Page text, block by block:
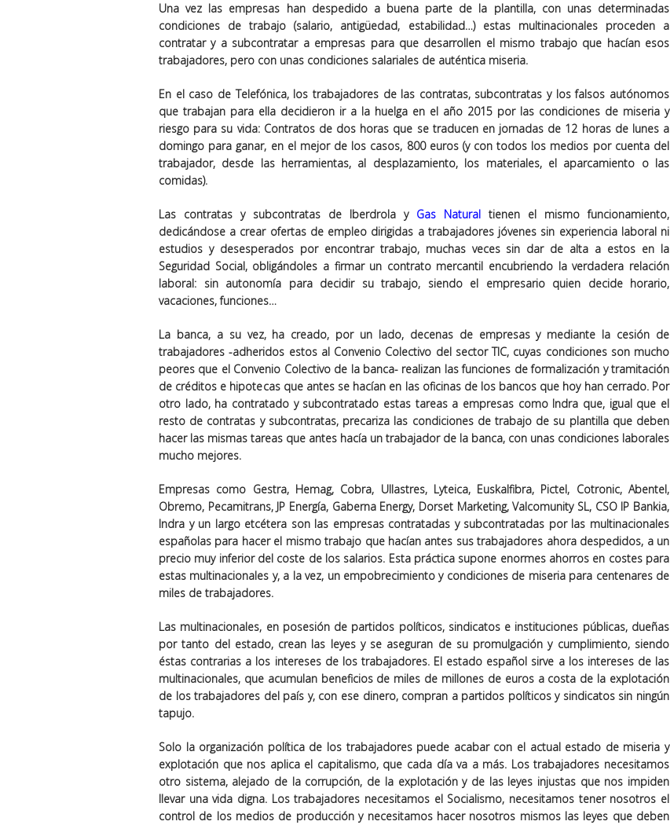
Una vez las empresas han despedido a buena parte de la plantilla, con unas determinadas
condiciones de trabajo (salario, antigüedad, estabilidad…) estas multinacionales proceden a
contratar y a subcontratar a empresas para que desarrollen el mismo trabajo que hacían esos
trabajadores, pero con unas condiciones salariales de auténtica miseria.
En el caso de Telefónica, los trabajadores de las contratas, subcontratas y los falsos autónomos
que trabajan para ella decidieron ir a la huelga en el año 2015 por las condiciones de miseria y
riesgo para su vida: Contratos de dos horas que se traducen en jornadas de 12 horas de lunes a
domingo para ganar, en el mejor de los casos, 800 euros (y con todos los medios por cuenta del
trabajador, desde las herramientas, al desplazamiento, los materiales, el aparcamiento o las
comidas).
Las contratas y subcontratas de Iberdrola y Gas Natural tienen el mismo funcionamiento,
dedicándose a crear ofertas de empleo dirigidas a trabajadores jóvenes sin experiencia laboral ni
estudios y desesperados por encontrar trabajo, muchas veces sin dar de alta a estos en la
Seguridad Social, obligándoles a firmar un contrato mercantil encubriendo la verdadera relación
laboral: sin autonomía para decidir su trabajo, siendo el empresario quien decide horario,
vacaciones, funciones…
La banca, a su vez, ha creado, por un lado, decenas de empresas y mediante la cesión de
trabajadores -adheridos estos al Convenio Colectivo del sector TIC, cuyas condiciones son mucho
peores que el Convenio Colectivo de la banca- realizan las funciones de formalización y tramitación
de créditos e hipotecas que antes se hacían en las oficinas de los bancos que hoy han cerrado. Por
otro lado, ha contratado y subcontratado estas tareas a empresas como Indra que, igual que el
resto de contratas y subcontratas, precariza las condiciones de trabajo de su plantilla que deben
hacer las mismas tareas que antes hacía un trabajador de la banca, con unas condiciones laborales
mucho mejores.
Empresas como Gestra, Hemag, Cobra, Ullastres, Lyteica, Euskalfibra, Pictel, Cotronic, Abentel,
Obremo, Pecamitrans, JP Energía, Gaberna Energy, Dorset Marketing, Valcomunity SL, CSO IP Bankia,
Indra y un largo etcétera son las empresas contratadas y subcontratadas por las multinacionales
españolas para hacer el mismo trabajo que hacían antes sus trabajadores ahora despedidos, a un
precio muy inferior del coste de los salarios. Esta práctica supone enormes ahorros en costes para
estas multinacionales y, a la vez, un empobrecimiento y condiciones de miseria para centenares de
miles de trabajadores.
Las multinacionales, en posesión de partidos políticos, sindicatos e instituciones públicas, dueñas
por tanto del estado, crean las leyes y se aseguran de su promulgación y cumplimiento, siendo
éstas contrarias a los intereses de los trabajadores. El estado español sirve a los intereses de las
multinacionales, que acumulan beneficios de miles de millones de euros a costa de la explotación
de los trabajadores del país y, con ese dinero, compran a partidos políticos y sindicatos sin ningún
tapujo.
Solo la organización política de los trabajadores puede acabar con el actual estado de miseria y
explotación que nos aplica el capitalismo, que cada día va a más. Los trabajadores necesitamos
otro sistema, alejado de la corrupción, de la explotación y de las leyes injustas que nos impiden
llevar una vida digna. Los trabajadores necesitamos el Socialismo, necesitamos tener nosotros el
control de los medios de producción y necesitamos hacer nosotros mismos las leyes que deben